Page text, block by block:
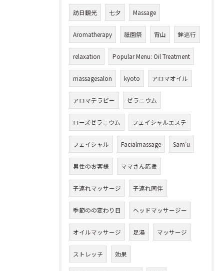
訪日観光 七夕 Massage
Aromatherapy 祇園祭 宵山 鉾巡行
relaxation Popular Menu: Oil Treatment
massagesalon kyoto アロマオイル
アロマテラピー ゼラニウム
ローズゼラニウム フェイシャルエステ
フェイシャル Facialmassage Sam’u
男性のお客様 ママさん応援
子連れマッサージ 子連れ同伴
季節のの変わり目 ヘッドマッサージー
オイルマッサージ 足湯 マッサージ
ストレッチ 効果